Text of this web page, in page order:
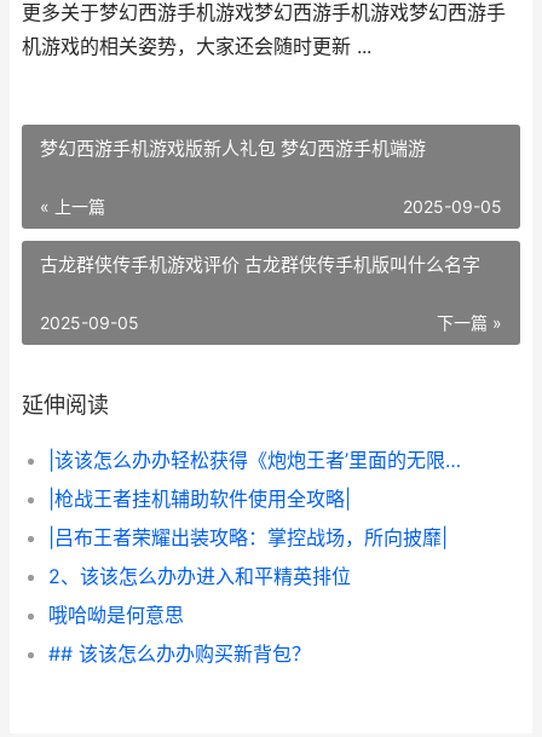
更多关于梦幻西游手机游戏梦幻西游手机游戏梦幻西游手
机游戏的相关姿势，大家还会随时更新 ...
梦幻西游手机游戏版新人礼包 梦幻西游手机端游
« 上一篇 2025-09-05
古龙群侠传手机游戏评价 古龙群侠传手机版叫什么名字
下一篇 »
2025-09-05
延伸阅读
|该该怎么办办轻松获得《炮炮王者’里面的无限金币和星星|
|枪战王者挂机辅助软件使用全攻略|
|吕布王者荣耀出装攻略：掌控战场，所向披靡|
2、该该怎么办办进入和平精英排位
哦哈呦是何意思
## 该该怎么办办购买新背包？